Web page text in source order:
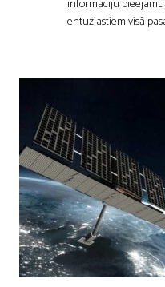
informāciju
entuziastiem visā